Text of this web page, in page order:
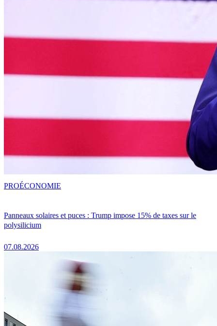
Panneaux solaires et puces : Trump impose 15% de taxes sur le
polysilicium
07.08.2026
PROÉCONOMIE